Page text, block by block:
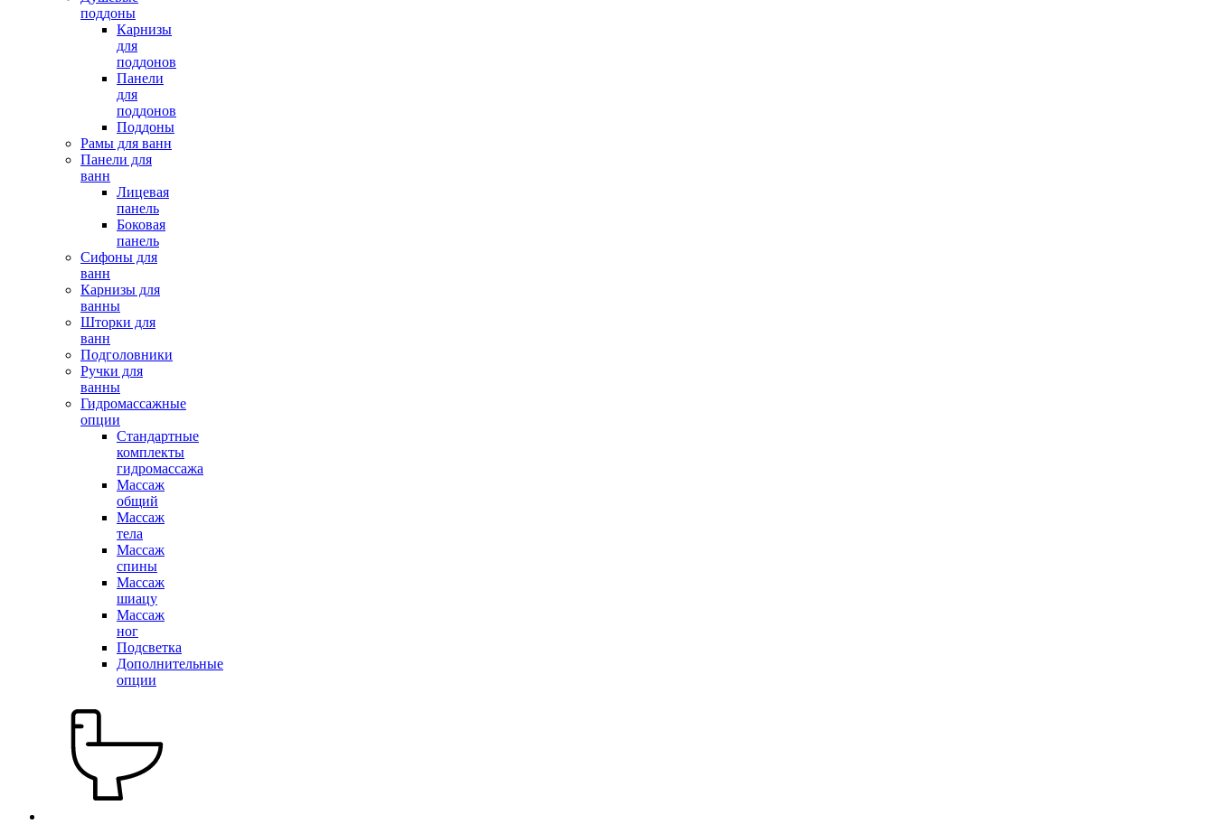
поддоны
Карнизы
для
поддонов
Панели
для
поддонов
Поддоны
Рамы для ванн
Панели для
ванн
Лицевая
панель
Боковая
панель
Сифоны для
ванн
Карнизы для
ванны
Шторки для
ванн
Подголовники
Ручки для
ванны
Гидромассажные
опции
Стандартные
комплекты
гидромассажа
Массаж
общий
Массаж
тела
Массаж
спины
Массаж
шиацу
Массаж
ног
Подсветка
Дополнительные
опции